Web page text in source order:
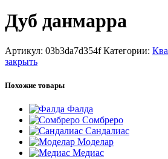
Дуб данмарра
Артикул: 03b3da7d354f Категории:
закрыть
Похожие товары
Фалда
Сомбреро
Сандалиас
Моделар
Медиас